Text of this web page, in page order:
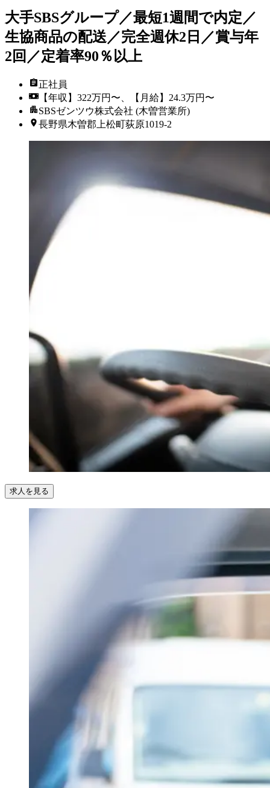
大手SBSグループ／最短1週間で内定／
生協商品の配送／完全週休2日／賞与年
2回／定着率90％以上
正社員
【年収】322万円〜、【月給】24.3万円〜
SBSゼンツウ株式会社 (木曽営業所)
長野県木曽郡上松町荻原1019-2
求人を見る